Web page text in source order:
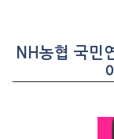
NH농협 국민